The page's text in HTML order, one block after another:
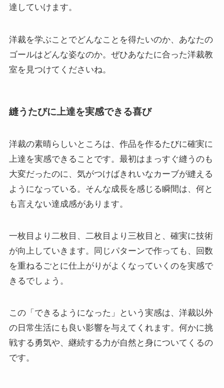
達していけます。
洋裁を学ぶことでどんなことを得たいのか、あなたの
ゴールはどんな姿なのか。ぜひあなたに合った洋裁教
室を見つけてくださいね。
縫うたびに上達を実感できる喜び
洋裁の素晴らしいところは、作品を作るたびに確実に
上達を実感できることです。最初はまっすぐ縫うのも
大変だったのに、気がつけばきれいなカーブが縫える
ようになっている。そんな成長を感じる瞬間は、何と
も言えない達成感があります。
一枚目より二枚目、二枚目より三枚目と、確実に技術
が向上していきます。同じパターンで作っても、回数
を重ねるごとに仕上がりがよくなっていくのを実感で
きるでしょう。
この「できるようになった」という実感は、洋裁以外
の日常生活にも良い影響を与えてくれます。何かに挑
戦する勇気や、継続する力が自然と身についてくるの
です。